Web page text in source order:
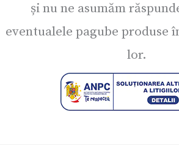
și nu ne asumăm
eventualele pagube produse
lor.